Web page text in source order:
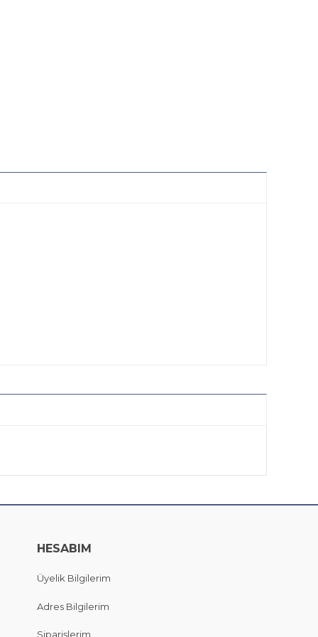
HESABIM
Üyelik Bilgilerim
Adres Bilgilerim
Siparişlerim